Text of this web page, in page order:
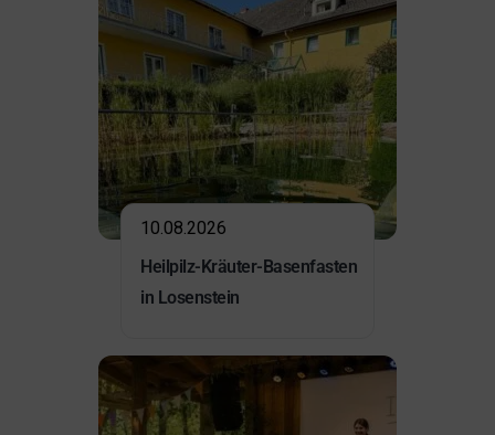
10.08.2026
Heilpilz-Kräuter-Basenfasten
in Losenstein